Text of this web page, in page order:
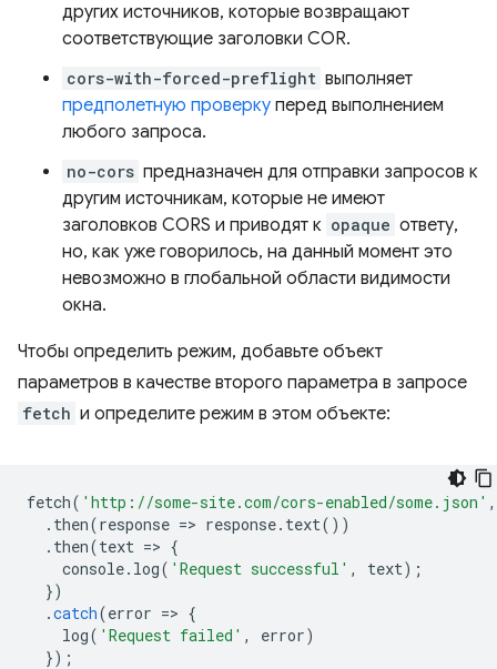
других источников, которые возвращают
соответствующие заголовки COR.
cors-with-forced-preflight выполняет
предполетную проверку перед выполнением
любого запроса.
no-cors предназначен для отправки запросов к
другим источникам, которые не имеют
заголовков CORS и приводят к opaque ответу,
но, как уже говорилось, на данный момент это
невозможно в глобальной области видимости
окна.
Чтобы определить режим, добавьте объект
параметров в качестве второго параметра в запросе
fetch и определите режим в этом объекте:
fetch( 'http://some-site.com/cors-enabled/some.json' ,
. then(response => response. text())
. then(text => {
console. log( 'Request successful' , text);
})
.catch(error => {
log( 'Request failed' , error)
});